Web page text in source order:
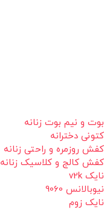
بوت و نیم بوت زنانه
کتونی دخترانه
کفش روزمره و راحتی زنانه
کفش کالج و کلاسیک زنانه
نایک v2k
نیوبالانس 9060
نایک زوم